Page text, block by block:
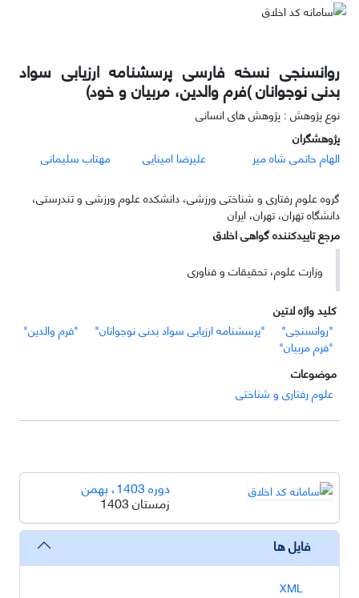
روانسنجی نسخه فارسی پرسشنامه ارزیابی سواد
بدنی نوجوانان )فرم والدین، مربیان و خود)
نوع پژوهش : پژوهش های انسانی
پژوهشگران
الهام حاتمی شاه میر
علیرضا امینایی
مهتاب سلیمانی
گروه علوم رفتاری و شناختی ورزشی، دانشکده علوم ورزشی و تندرستی،
دانشگاه تهران، تهران، ایران
مرجع تاییدکننده گواهی اخلاق
وزارت علوم، تحقیقات و فناوری
کلید واژه لاتین
"روانسنجی"
"پرسشنامه ارزیابی سواد بدنی نوجوانان"
"فرم والدین"
"فرم مربیان"
موضوعات
علوم رفتاری و شناختی
دوره 1403، بهمن
زمستان 1403
فایل ها
XML